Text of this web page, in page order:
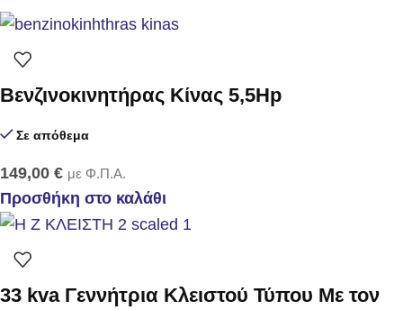
Βενζινοκινητήρας Κίνας 5,5Hp
Σε απόθεμα
149,00 € με Φ.Π.Α.
Προσθήκη στο καλάθι
33 kva Γεννήτρια Κλειστού Τύπου Με τον